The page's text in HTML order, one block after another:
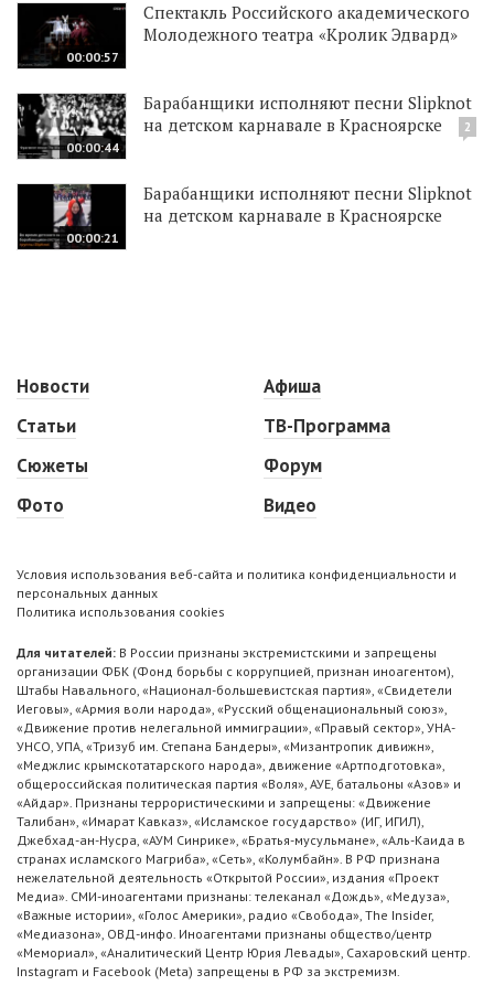
00:00:57
Спектакль Российского академического
Молодежного театра «Кролик Эдвард»
00:00:44
Барабанщики исполняют песни Slipknot
на детском карнавале в Красноярске
2
00:00:21
Барабанщики исполняют песни Slipknot
на детском карнавале в Красноярске
Новости
Статьи
Сюжеты
Фото
Афиша
ТВ-Программа
Форум
Видео
Условия использования веб-сайта и политика конфиденциальности и
персональных данных
Политика использования cookies
Для читателей: В России признаны экстремистскими и запрещены
организации ФБК (Фонд борьбы с коррупцией, признан иноагентом),
Штабы Навального, «Национал-большевистская партия», «Свидетели
Иеговы», «Армия воли народа», «Русский общенациональный союз»,
«Движение против нелегальной иммиграции», «Правый сектор», УНА-
УНСО, УПА, «Тризуб им. Степана Бандеры», «Мизантропик дивижн»,
«Меджлис крымскотатарского народа», движение «Артподготовка»,
общероссийская политическая партия «Воля», АУЕ, батальоны «Азов» и
«Айдар». Признаны террористическими и запрещены: «Движение
Талибан», «Имарат Кавказ», «Исламское государство» (ИГ, ИГИЛ),
Джебхад-ан-Нусра, «АУМ Синрике», «Братья-мусульмане», «Аль-Каида в
странах исламского Магриба», «Сеть», «Колумбайн». В РФ признана
нежелательной деятельность «Открытой России», издания «Проект
Медиа». СМИ-иноагентами признаны: телеканал «Дождь», «Медуза»,
«Важные истории», «Голос Америки», радио «Свобода», The Insider,
«Медиазона», ОВД-инфо. Иноагентами признаны общество/центр
«Мемориал», «Аналитический Центр Юрия Левады», Сахаровский центр.
Instagram и Facebook (Metа) запрещены в РФ за экстремизм.